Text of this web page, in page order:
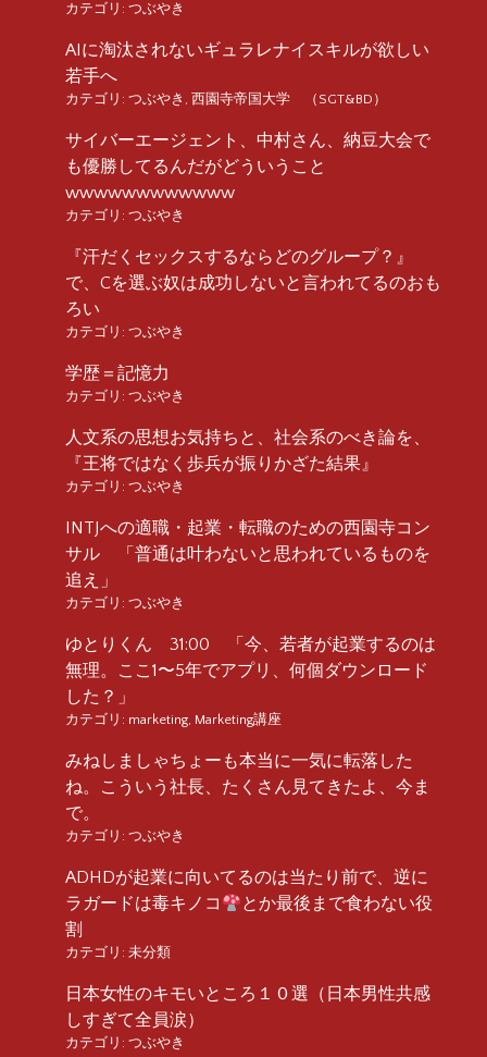
カテゴリ: つぶやき
AIに淘汰されないギュラレナイスキルが欲しい
若手へ
カテゴリ: つぶやき , 西園寺帝国大学 （SGT&BD）
サイバーエージェント、中村さん、納豆大会で
も優勝してるんだがどういうこと
wwwwwwwwwwww
カテゴリ: つぶやき
『汗だくセックスするならどのグループ？』
で、Cを選ぶ奴は成功しないと言われてるのおも
ろい
カテゴリ: つぶやき
学歴＝記憶力
カテゴリ: つぶやき
人文系の思想お気持ちと、社会系のべき論を、
『王将ではなく歩兵が振りかざた結果』
カテゴリ: つぶやき
INTJへの適職・起業・転職のための西園寺コン
サル 「普通は叶わないと思われているものを
追え」
カテゴリ: つぶやき
ゆとりくん 31:00 「今、若者が起業するのは
無理。ここ1〜5年でアプリ、何個ダウンロード
した？」
カテゴリ: marketing, Marketing講座
みねしましゃちょーも本当に一気に転落した
ね。こういう社長、たくさん見てきたよ、今ま
で。
カテゴリ: つぶやき
ADHDが起業に向いてるのは当たり前で、逆に
ラガードは毒キノコ
とか最後まで食わない役
割
カテゴリ: 未分類
日本女性のキモいところ１０選（日本男性共感
しすぎて全員涙）
カテゴリ: つぶやき